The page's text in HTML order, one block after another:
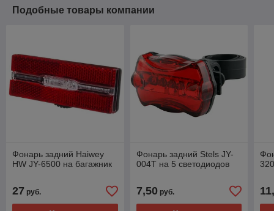
Подобные товары компании
Фонарь задний Haiwey
HW JY-6500 на багажник
27 руб.
Фонарь задний Stels JY-
004T на 5 светодиодов
7,50руб.